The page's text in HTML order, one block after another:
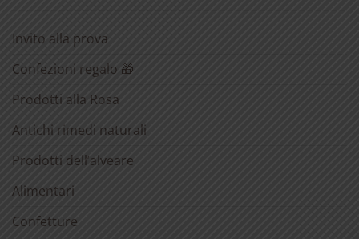
Invito alla prova
Confezioni regalo 🎁
Prodotti alla Rosa
Antichi rimedi naturali
Prodotti dell’alveare
Alimentari
Confetture